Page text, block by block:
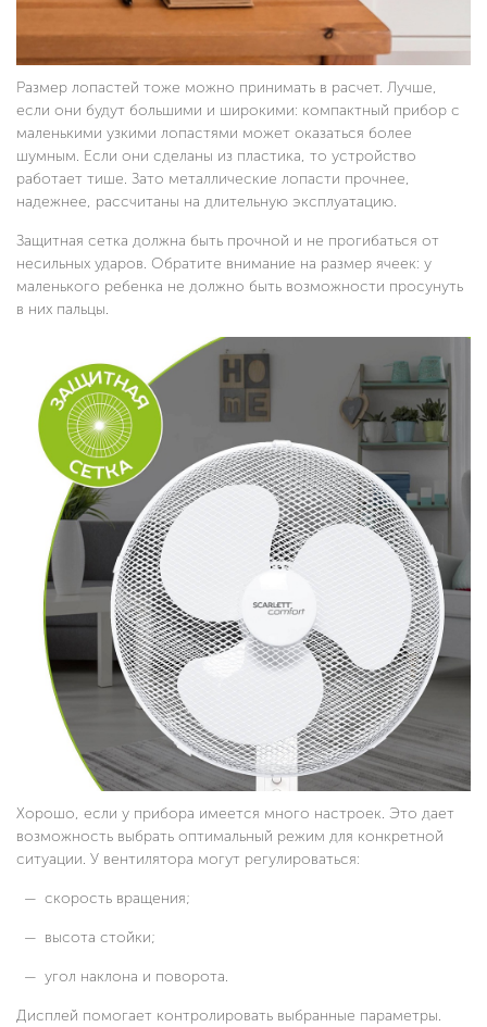
Размер лопастей тоже можно принимать в расчет. Лучше,
если они будут большими и широкими: компактный прибор с
маленькими узкими лопастями может оказаться более
шумным. Если они сделаны из пластика, то устройство
работает тише. Зато металлические лопасти прочнее,
надежнее, рассчитаны на длительную эксплуатацию.
Защитная сетка должна быть прочной и не прогибаться от
несильных ударов. Обратите внимание на размер ячеек: у
маленького ребенка не должно быть возможности просунуть
в них пальцы.
Хорошо, если у прибора имеется много настроек. Это дает
возможность выбрать оптимальный режим для конкретной
ситуации. У вентилятора могут регулироваться:
скорость вращения;
высота стойки;
угол наклона и поворота.
Дисплей помогает контролировать выбранные параметры.